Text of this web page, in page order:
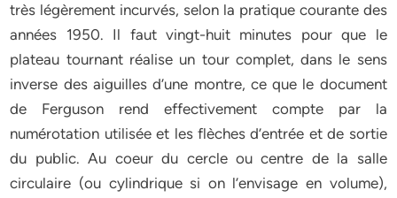
très légèrement incurvés, selon la pratique courante des
années 1950. Il faut vingt-huit minutes pour que le
plateau tournant réalise un tour complet, dans le sens
inverse des aiguilles d’une montre, ce que le document
de Ferguson rend effectivement compte par la
numérotation utilisée et les flèches d’entrée et de sortie
du public. Au coeur du cercle ou centre de la salle
circulaire (ou cylindrique si on l’envisage en volume),